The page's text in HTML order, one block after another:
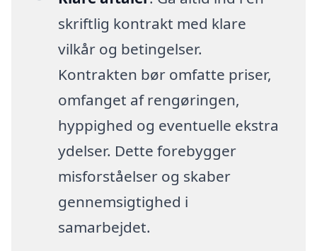
skriftlig kontrakt med klare
vilkår og betingelser.
Kontrakten bør omfatte priser,
omfanget af rengøringen,
hyppighed og eventuelle ekstra
ydelser. Dette forebygger
misforståelser og skaber
gennemsigtighed i
samarbejdet.